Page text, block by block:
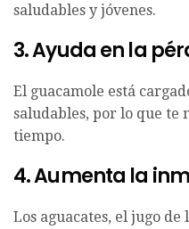
saludables y jóvenes.
3. Ayuda en la
El guacamole está
saludables, por lo que te
tiempo.
4. Aumenta la
Los aguacates, el jugo